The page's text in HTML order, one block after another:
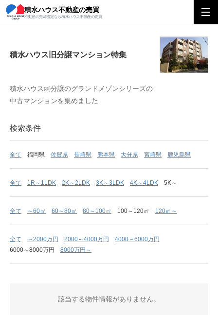
積水ハウス不動産の売買
不動産の売却査定なら積水ハウス不動産の売買
積水ハウス旧分譲マンション特集
積水ハウス旧分譲マンション特集
積水ハウス㈱分譲のグランドメゾンシリーズの
中古マンションを集めました
検索条件
全て 福岡県 佐賀県 長崎県 熊本県 大分県 宮崎県 鹿児島県
全て 1R～1LDK 2K～2LDK 3K～3LDK 4K～4LDK 5K～
全て ～60㎡ 60～80㎡ 80～100㎡ 100～120㎡ 120㎡～
全て ～2000万円 2000～4000万円
4000～6000万円
6000～8000万円
8000万円～
該当する物件情報がありません。